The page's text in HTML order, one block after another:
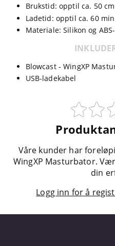
Brukstid: opptil ca. 50 cm
Ladetid: opptil ca. 60 min
Materiale: Silikon og
Blowcast - WingXP
USB-ladekabel
Våre kunder har
WingXP Masturbator.
din
Logg inn for å